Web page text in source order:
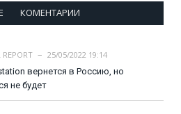
КОМЕНТАРИИ
25/05/2022 19:14
вернется в Россию, но
не будет